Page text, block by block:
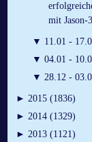
mit Jason-
▼ 11.01 -
▼ 04.01 -
▼ 28.12 -
► 2015 (1836)
► 2014 (1329)
► 2013 (1121)